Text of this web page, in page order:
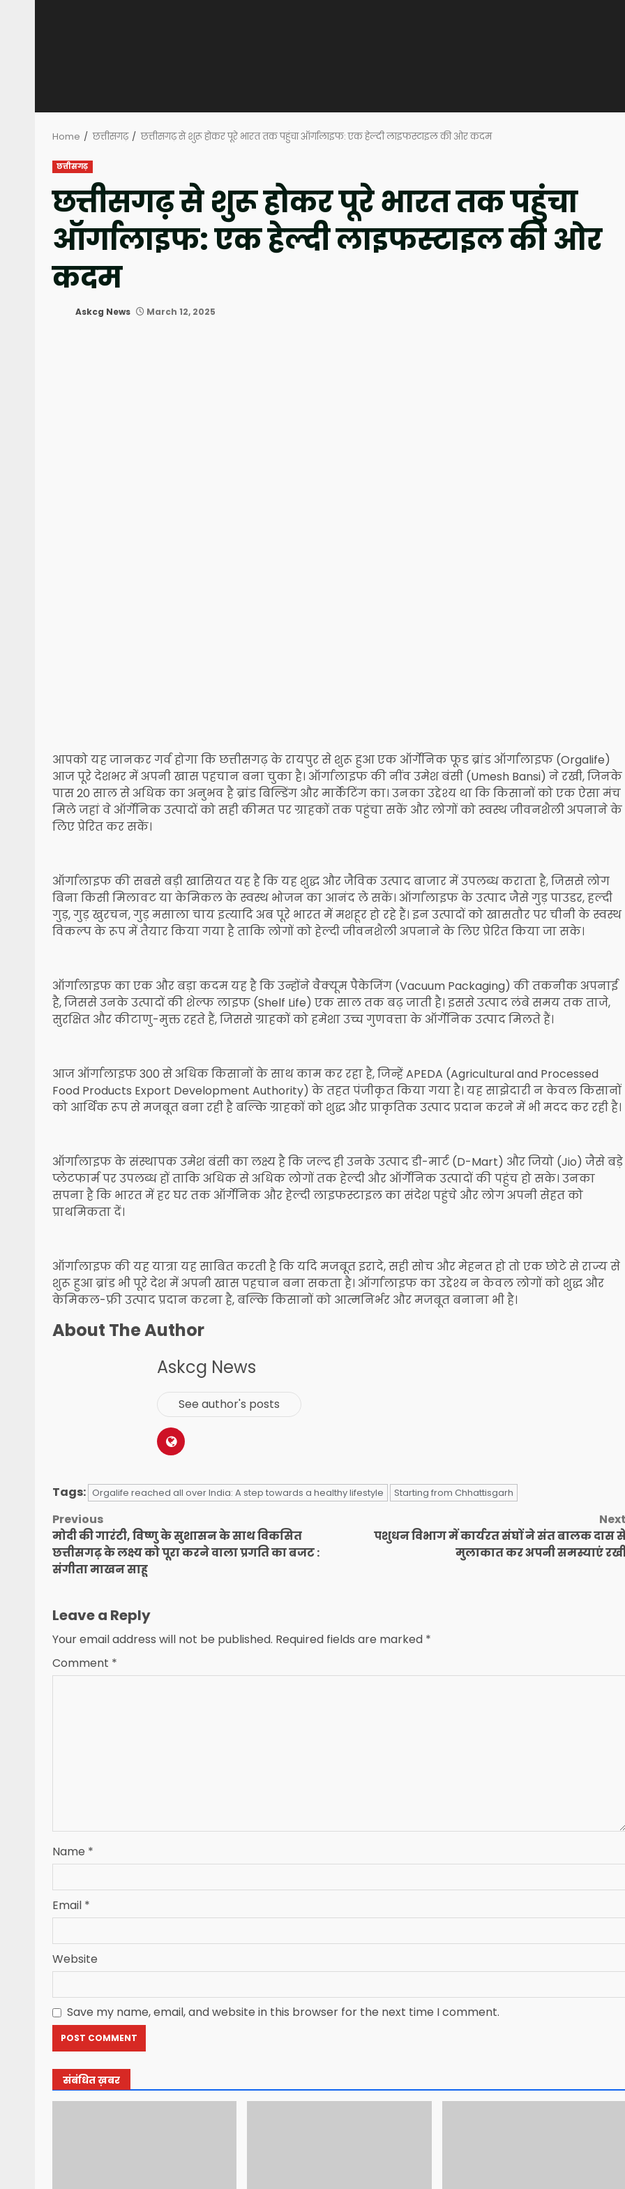
Home छत्तीसगढ़ छत्तीसगढ़ से शुरू होकर पूरे भारत तक पहुंचा ऑर्गालाइफ: एक हेल्दी लाइफस्टाइल की ओर कदम
छत्तीसगढ़
छत्तीसगढ़ से शुरू होकर पूरे भारत तक पहुंचा
ऑर्गालाइफ: एक हेल्दी लाइफस्टाइल की ओर
कदम
Askcg News March 12, 2025
आपको यह जानकर गर्व होगा कि छत्तीसगढ़ के रायपुर से शुरू हुआ एक ऑर्गेनिक फूड ब्रांड ऑर्गालाइफ (Orgalife)
आज पूरे देशभर में अपनी खास पहचान बना चुका है। ऑर्गालाइफ की नींव उमेश बंसी (Umesh Bansi) ने रखी, जिनके
पास 20 साल से अधिक का अनुभव है ब्रांड बिल्डिंग और मार्केटिंग का। उनका उद्देश्य था कि किसानों को एक ऐसा मंच
मिले जहां वे ऑर्गेनिक उत्पादों को सही कीमत पर ग्राहकों तक पहुंचा सकें और लोगों को स्वस्थ जीवनशैली अपनाने के
लिए प्रेरित कर सकें।
ऑर्गालाइफ की सबसे बड़ी खासियत यह है कि यह शुद्ध और जैविक उत्पाद बाजार में उपलब्ध कराता है, जिससे लोग
बिना किसी मिलावट या केमिकल के स्वस्थ भोजन का आनंद ले सकें। ऑर्गालाइफ के उत्पाद जैसे गुड़ पाउडर, हल्दी
गुड़, गुड़ खुरचन, गुड़ मसाला चाय इत्यादि अब पूरे भारत में मशहूर हो रहे हैं। इन उत्पादों को खासतौर पर चीनी के स्वस्थ
विकल्प के रूप में तैयार किया गया है ताकि लोगों को हेल्दी जीवनशैली अपनाने के लिए प्रेरित किया जा सके।
ऑर्गालाइफ का एक और बड़ा कदम यह है कि उन्होंने वैक्यूम पैकेजिंग (Vacuum Packaging) की तकनीक अपनाई
है, जिससे उनके उत्पादों की शेल्फ लाइफ (Shelf Life) एक साल तक बढ़ जाती है। इससे उत्पाद लंबे समय तक ताजे,
सुरक्षित और कीटाणु-मुक्त रहते हैं, जिससे ग्राहकों को हमेशा उच्च गुणवत्ता के ऑर्गेनिक उत्पाद मिलते हैं।
आज ऑर्गालाइफ 300 से अधिक किसानों के साथ काम कर रहा है, जिन्हें APEDA (Agricultural and Processed
Food Products Export Development Authority) के तहत पंजीकृत किया गया है। यह साझेदारी न केवल किसानों
को आर्थिक रूप से मजबूत बना रही है बल्कि ग्राहकों को शुद्ध और प्राकृतिक उत्पाद प्रदान करने में भी मदद कर रही है।
ऑर्गालाइफ के संस्थापक उमेश बंसी का लक्ष्य है कि जल्द ही उनके उत्पाद डी-मार्ट (D-Mart) और जियो (Jio) जैसे बड़े
प्लेटफार्म पर उपलब्ध हों ताकि अधिक से अधिक लोगों तक हेल्दी और ऑर्गेनिक उत्पादों की पहुंच हो सके। उनका
सपना है कि भारत में हर घर तक ऑर्गेनिक और हेल्दी लाइफस्टाइल का संदेश पहुंचे और लोग अपनी सेहत को
प्राथमिकता दें।
ऑर्गालाइफ की यह यात्रा यह साबित करती है कि यदि मजबूत इरादे, सही सोच और मेहनत हो तो एक छोटे से राज्य से
शुरू हुआ ब्रांड भी पूरे देश में अपनी खास पहचान बना सकता है। ऑर्गालाइफ का उद्देश्य न केवल लोगों को शुद्ध और
केमिकल-फ्री उत्पाद प्रदान करना है, बल्कि किसानों को आत्मनिर्भर और मजबूत बनाना भी है।
About The Author
Askcg News
See author's posts
Tags: Orgalife reached all over India: A step towards a healthy lifestyle Starting from Chhattisgarh
Post
navigation
Previous
मोदी की गारंटी, विष्णु के सुशासन के साथ विकसित
छत्तीसगढ़ के लक्ष्य को पूरा करने वाला प्रगति का बजट :
संगीता माखन साहू
पशुधन विभाग में कार्यरत संघों ने संत बालक दास
मुलाकात कर अपनी समस्याएं
Leave a Reply
Your email address will not be published. Required fields are marked *
Comment *
Name *
Email *
Website
Save my name, email, and website in this browser for the next time I comment.
संबंधित ख़बर